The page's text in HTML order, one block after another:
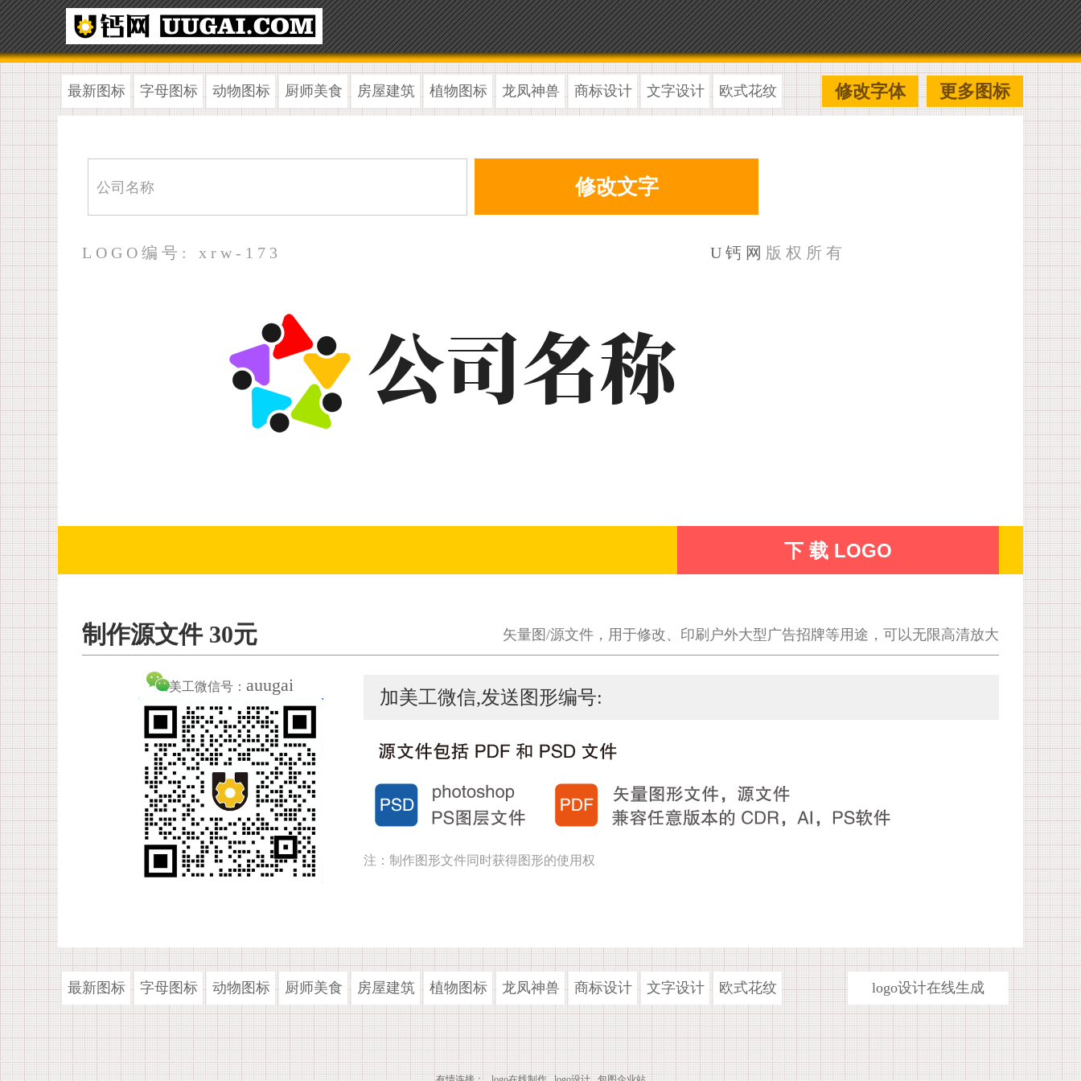
最新图标 字母图标 动物图标 厨师美食 房屋建筑 植物图标 龙凤神兽 商标设计 文字设计 欧式花纹 更多图标
修改字体
LOGO编号: xrw-173 U钙网 版权所有
下 载 LOGO
制作源文件 30元 矢量图/源文件，用于修改、印刷户外大型广告招牌等用途，可以无限高清放大
美工微信号： auugai
加美工微信,发送图形编号:
注：制作图形文件同时获得图形的使用权
最新图标 字母图标 动物图标 厨师美食 房屋建筑 植物图标 龙凤神兽 商标设计 文字设计 欧式花纹 logo设计在线生成